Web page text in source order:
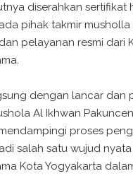
diserahkan sertifikat
pihak takmir musholla
pelayanan resmi dari
dengan lancar dan
Al Ikhwan
proses
salah satu wujud
Kota Yogyakarta